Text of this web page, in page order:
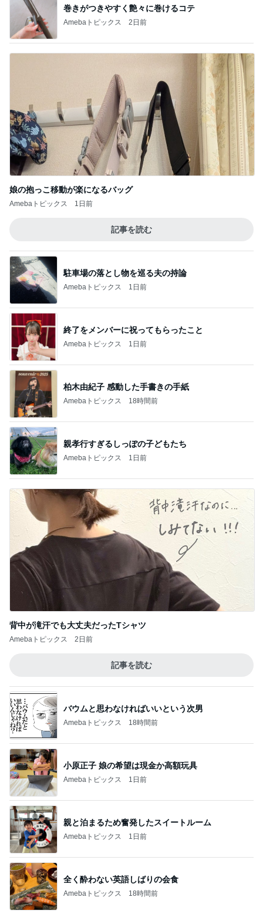
巻きがつきやすく艶々に巻けるコテ
Amebaトピックス 2日前
娘の抱っこ移動が楽になるバッグ
Amebaトピックス 1日前
記事を読む
駐車場の落とし物を巡る夫の持論
Amebaトピックス 1日前
終了をメンバーに祝ってもらったこと
Amebaトピックス 1日前
柏木由紀子 感動した手書きの手紙
Amebaトピックス 18時間前
親孝行すぎるしっぽの子どもたち
Amebaトピックス 1日前
背中が滝汗でも大丈夫だったTシャツ
Amebaトピックス 2日前
記事を読む
バウムと思わなければいいという次男
Amebaトピックス 18時間前
小原正子 娘の希望は現金か高額玩具
Amebaトピックス 1日前
親と泊まるため奮発したスイートルーム
Amebaトピックス 1日前
全く酔わない英語しばりの会食
Amebaトピックス 18時間前